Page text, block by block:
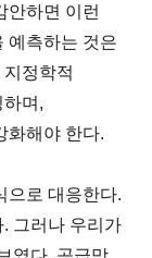
안하면 이런
예측하는 것은
정학적
며,
화해야 한다.
으로 대응한다.
그러나 우리가